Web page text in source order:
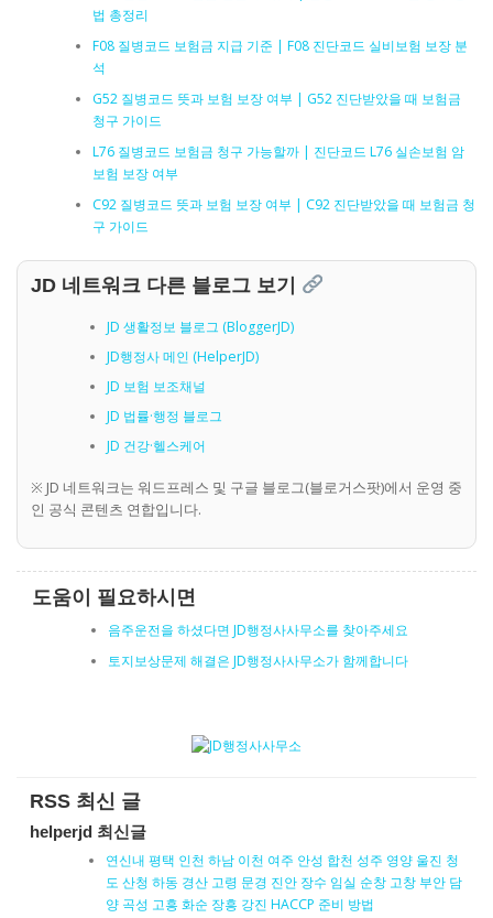
법 총정리
F08 질병코드 보험금 지급 기준 | F08 진단코드 실비보험 보장 분
석
G52 질병코드 뜻과 보험 보장 여부 | G52 진단받았을 때 보험금
청구 가이드
L76 질병코드 보험금 청구 가능할까 | 진단코드 L76 실손보험 암
보험 보장 여부
C92 질병코드 뜻과 보험 보장 여부 | C92 진단받았을 때 보험금 청
구 가이드
JD 네트워크 다른 블로그 보기
JD 생활정보 블로그 (BloggerJD)
JD행정사 메인 (HelperJD)
JD 보험 보조채널
JD 법률·행정 블로그
JD 건강·헬스케어
※ JD 네트워크는 워드프레스 및 구글 블로그(블로거스팟)에서 운영 중
인 공식 콘텐츠 연합입니다.
도움이 필요하시면
음주운전을 하셨다면 JD행정사사무소를 찾아주세요
토지보상문제 해결은 JD행정사사무소가 함께합니다
RSS 최신 글
helperjd 최신글
연신내 평택 인천 하남 이천 여주 안성 합천 성주 영양 울진 청
도 산청 하동 경산 고령 문경 진안 장수 임실 순창 고창 부안 담
양 곡성 고흥 화순 장흥 강진 HACCP 준비 방법